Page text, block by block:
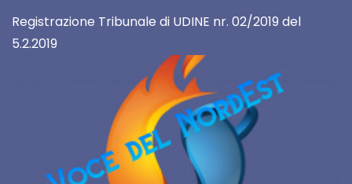
Registrazione Tribunale di UDINE nr. 02/2019 del
5.2.2019